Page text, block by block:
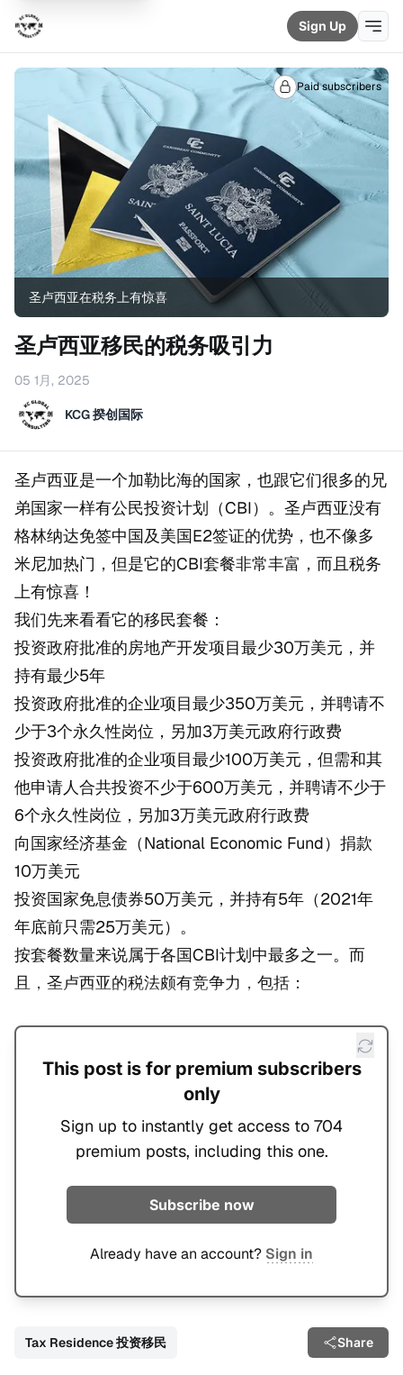
Sign Up
圣卢西亚在税务上有惊喜
Paid subscribers
圣卢西亚移民的税务吸引力
05 1月, 2025
KCG 揆创国际
圣卢西亚是一个加勒比海的国家，也跟它们很多的兄
弟国家一样有公民投资计划（CBI）。圣卢西亚没有
格林纳达免签中国及美国E2签证的优势，也不像多
米尼加热门，但是它的CBI套餐非常丰富，而且税务
上有惊喜！
我们先来看看它的移民套餐：
投资政府批准的房地产开发项目最少30万美元，并
持有最少5年
投资政府批准的企业项目最少350万美元，并聘请不
少于3个永久性岗位，另加3万美元政府行政费
投资政府批准的企业项目最少100万美元，但需和其
他申请人合共投资不少于600万美元，并聘请不少于
6个永久性岗位，另加3万美元政府行政费
向国家经济基金（National Economic Fund）捐款
10万美元
投资国家免息债券50万美元，并持有5年（2021年
年底前只需25万美元）。
按套餐数量来说属于各国CBI计划中最多之一。而
且，圣卢西亚的税法颇有竞争力，包括：
This post is for premium subscribers
only
Sign up to instantly get access to 704
premium posts, including this one.
Subscribe now
Already have an account? Sign in
Tax Residence 投资移民 Share